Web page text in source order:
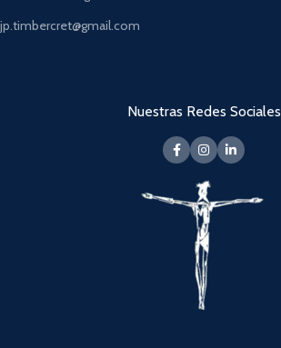
jp.timbercret@gmail.com
Nuestras Redes Sociales